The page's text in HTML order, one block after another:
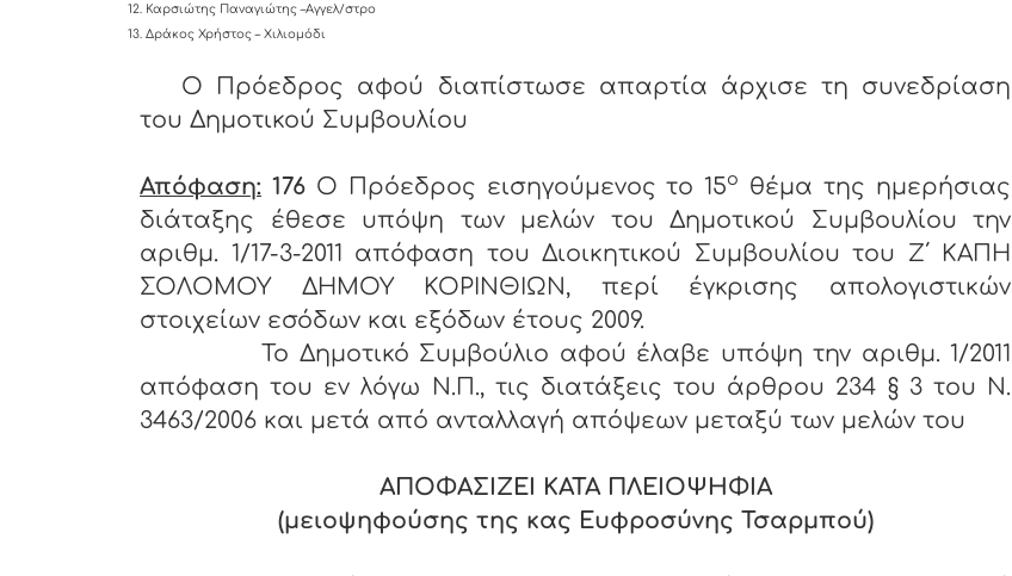
12. Καρσιώτης Παναγιώτης –Αγγελ/στρο
13. Δράκος Χρήστος – Χιλιομόδι
Ο Πρόεδρος αφού διαπίστωσε απαρτία άρχισε τη συνεδρίαση
του Δημοτικού Συμβουλίου
Απόφαση: 176 Ο Πρόεδρος εισηγούμενος το 15ο
θέμα της ημερήσιας
διάταξης έθεσε υπόψη των μελών του Δημοτικού Συμβουλίου την
αριθμ. 1/17-3-2011 απόφαση του Διοικητικού Συμβουλίου του Ζ΄ ΚΑΠΗ
ΣΟΛΟΜΟΥ ΔΗΜΟΥ ΚΟΡΙΝΘΙΩΝ, περί έγκρισης απολογιστικών
στοιχείων εσόδων και εξόδων έτους 2009.
Το Δημοτικό Συμβούλιο αφού έλαβε υπόψη την αριθμ. 1/2011
απόφαση του εν λόγω Ν.Π., τις διατάξεις του άρθρου 234 § 3 του Ν.
3463/2006 και μετά από ανταλλαγή απόψεων μεταξύ των μελών του
ΑΠΟΦΑΣΙΖΕΙ ΚΑΤΑ ΠΛΕΙΟΨΗΦΙΑ
(μειοψηφούσης της κας Ευφροσύνης Τσαρμπού)